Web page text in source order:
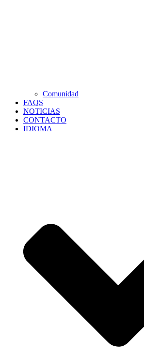
Comunidad
FAQS
NOTICIAS
CONTACTO
IDIOMA